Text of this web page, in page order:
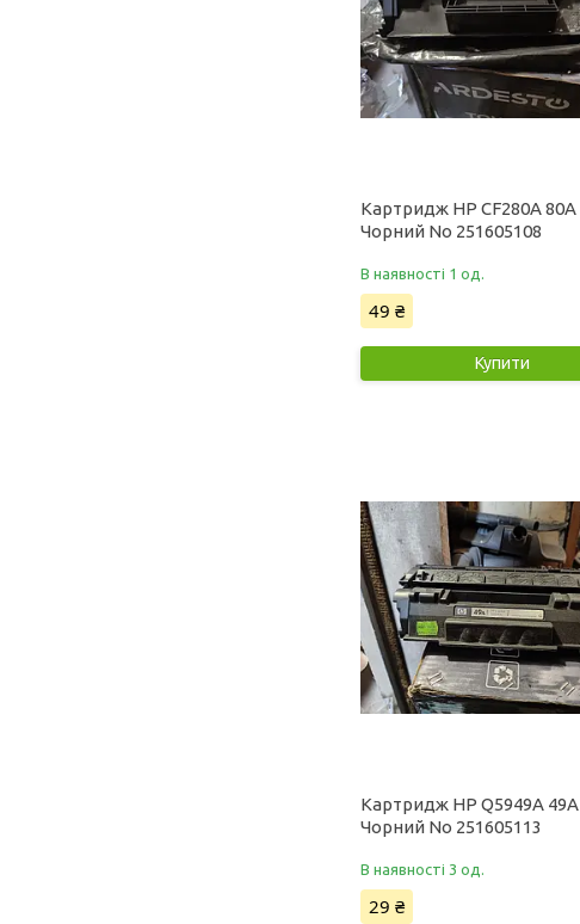
Картридж HP CF280A 80A
Чорний No 251605108
В наявності 1 од.
49 ₴
Купити
Картридж HP Q5949A 49A
Чорний No 251605113
В наявності 3 од.
29 ₴